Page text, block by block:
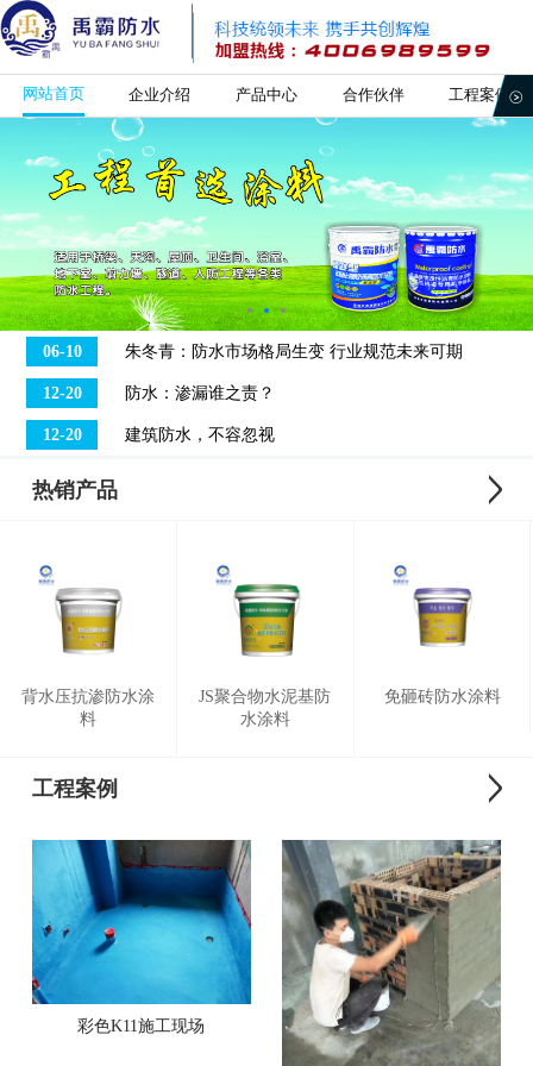
网站首页 企业介绍 产品中心 合作伙伴 工程案例
06-10 朱冬青：防水市场格局生变 行业规范未来可期
12-20 防水：渗漏谁之责？
12-20 建筑防水，不容忽视
热销产品
背水压抗渗防水涂
料
JS聚合物水泥基防
水涂料
免砸砖防水涂料
工程案例
彩色K11施工现场